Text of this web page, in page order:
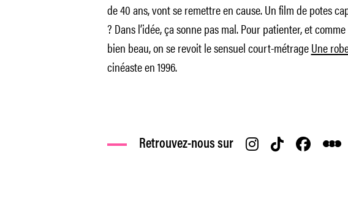
de 40 ans, vont se remettre en cause. Un film de potes
? Dans l’idée, ça sonne pas mal. Pour patienter, et
bien beau, on se revoit le sensuel court-métrageUne
cinéaste en 1996.
Retrouvez-nous sur